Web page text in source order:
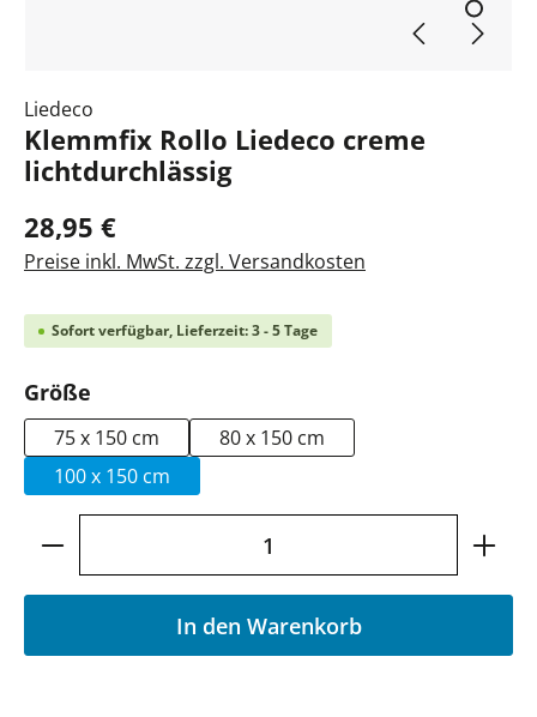
Liedeco
Klemmfix Rollo Liedeco creme
lichtdurchlässig
28,95 €
Preise inkl. MwSt. zzgl. Versandkosten
Sofort verfügbar, Lieferzeit: 3 - 5 Tage
Größe
75 x 150 cm
80 x 150 cm
100 x 150 cm
Produkt Anzahl: Gib den gewünschten
In den Warenkorb